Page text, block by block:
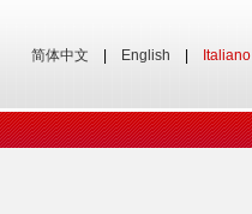
简体中文 English Italiano